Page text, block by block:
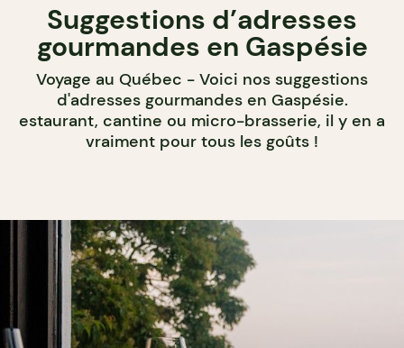
Suggestions d’adresses
gourmandes en Gaspésie
Voyage au Québec - Voici nos suggestions
d'adresses gourmandes en Gaspésie.
estaurant, cantine ou micro-brasserie, il y en a
vraiment pour tous les goûts !